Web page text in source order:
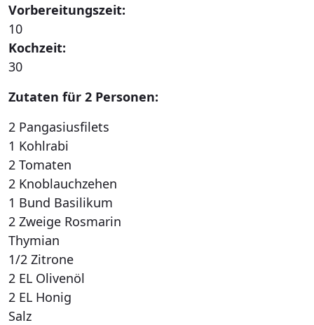
Vorbereitungszeit:
10
Kochzeit:
30
Zutaten für 2 Personen:
2 Pangasiusfilets
1 Kohlrabi
2 Tomaten
2 Knoblauchzehen
1 Bund Basilikum
2 Zweige Rosmarin
Thymian
1/2 Zitrone
2 EL Olivenöl
2 EL Honig
Salz